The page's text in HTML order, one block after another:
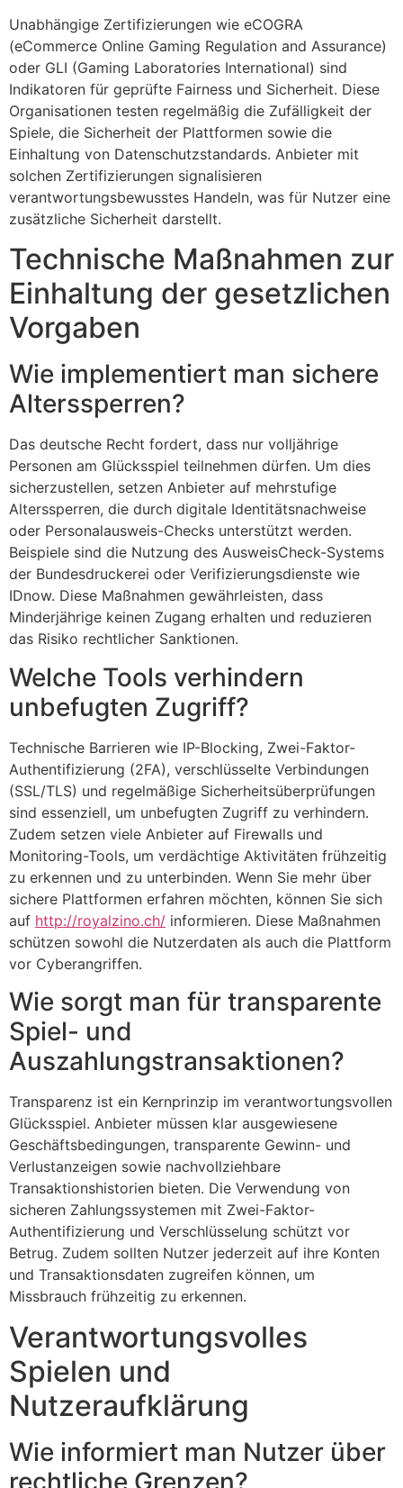
Unabhängige Zertifizierungen wie eCOGRA
(eCommerce Online Gaming Regulation and Assurance)
oder GLI (Gaming Laboratories International) sind
Indikatoren für geprüfte Fairness und Sicherheit. Diese
Organisationen testen regelmäßig die Zufälligkeit der
Spiele, die Sicherheit der Plattformen sowie die
Einhaltung von Datenschutzstandards. Anbieter mit
solchen Zertifizierungen signalisieren
verantwortungsbewusstes Handeln, was für Nutzer eine
zusätzliche Sicherheit darstellt.
Technische Maßnahmen zur
Einhaltung der gesetzlichen
Vorgaben
Wie implementiert man sichere
Alterssperren?
Das deutsche Recht fordert, dass nur volljährige
Personen am Glücksspiel teilnehmen dürfen. Um dies
sicherzustellen, setzen Anbieter auf mehrstufige
Alterssperren, die durch digitale Identitätsnachweise
oder Personalausweis-Checks unterstützt werden.
Beispiele sind die Nutzung des AusweisCheck-Systems
der Bundesdruckerei oder Verifizierungsdienste wie
IDnow. Diese Maßnahmen gewährleisten, dass
Minderjährige keinen Zugang erhalten und reduzieren
das Risiko rechtlicher Sanktionen.
Welche Tools verhindern
unbefugten Zugriff?
Technische Barrieren wie IP-Blocking, Zwei-Faktor-
Authentifizierung (2FA), verschlüsselte Verbindungen
(SSL/TLS) und regelmäßige Sicherheitsüberprüfungen
sind essenziell, um unbefugten Zugriff zu verhindern.
Zudem setzen viele Anbieter auf Firewalls und
Monitoring-Tools, um verdächtige Aktivitäten frühzeitig
zu erkennen und zu unterbinden. Wenn Sie mehr über
sichere Plattformen erfahren möchten, können Sie sich
auf http://royalzino.ch/ informieren. Diese Maßnahmen
schützen sowohl die Nutzerdaten als auch die Plattform
vor Cyberangriffen.
Wie sorgt man für transparente
Spiel- und
Auszahlungstransaktionen?
Transparenz ist ein Kernprinzip im verantwortungsvollen
Glücksspiel. Anbieter müssen klar ausgewiesene
Geschäftsbedingungen, transparente Gewinn- und
Verlustanzeigen sowie nachvollziehbare
Transaktionshistorien bieten. Die Verwendung von
sicheren Zahlungssystemen mit Zwei-Faktor-
Authentifizierung und Verschlüsselung schützt vor
Betrug. Zudem sollten Nutzer jederzeit auf ihre Konten
und Transaktionsdaten zugreifen können, um
Missbrauch frühzeitig zu erkennen.
Verantwortungsvolles
Spielen und
Nutzeraufklärung
Wie informiert man Nutzer über
rechtliche Grenzen?